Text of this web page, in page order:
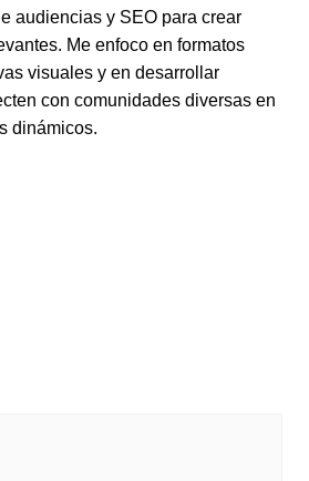
audiencias y SEO para crear
Me enfoco en formatos
visuales y en desarrollar
con comunidades diversas en
dinámicos.